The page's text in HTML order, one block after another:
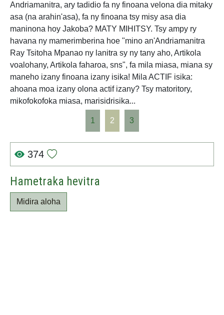
Andriamanitra, ary tadidio fa ny finoana velona dia mitaky
asa (na arahin'asa), fa ny finoana tsy misy asa dia
maninona hoy Jakoba? MATY MIHITSY. Tsy ampy ry
havana ny mamerimberina hoe "mino an'Andriamanitra
Ray Tsitoha Mpanao ny lanitra sy ny tany aho, Artikola
voalohany, Artikola faharoa, sns", fa mila miasa, miana sy
maneho izany finoana izany isika! Mila ACTIF isika:
ahoana moa izany olona actif izany? Tsy matoritory,
mikofokofoka miasa, marisidrisika...
1 2 3
374
Hametraka hevitra
Midira aloha